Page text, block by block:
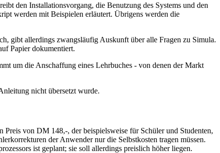
den Installationsvorgang, die Benutzung des Systems und den
werden mit Beispielen erläutert. Übrigens werden die
gibt allerdings zwangsläufig Auskunft über alle Fragen zu Simula.
Papier dokumentiert.
um die Anschaffung eines Lehrbuches - von denen der Markt
nicht übersetzt wurde.
von DM 148,-, der beispielsweise für Schüler und Studenten,
der Anwender nur die Selbstkosten tragen müssen.
ist geplant; sie soll allerdings preislich höher liegen.